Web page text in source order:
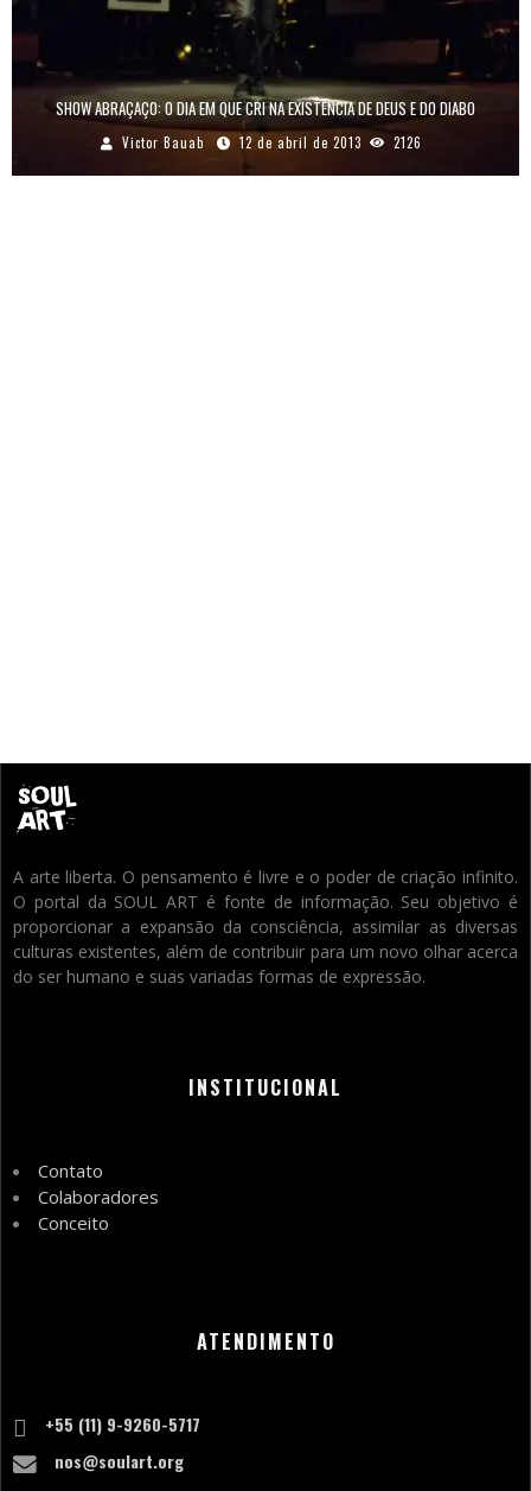
SHOW ABRAÇAÇO: O DIA EM QUE CRI NA EXISTÊNCIA DE DEUS E DO DIABO
Victor Bauab 12 de abril de 2013 2126
A arte liberta. O pensamento é livre e o poder de criação infinito.
O portal da SOUL ART é fonte de informação. Seu objetivo é
proporcionar a expansão da consciência, assimilar as diversas
culturas existentes, além de contribuir para um novo olhar acerca
do ser humano e suas variadas formas de expressão.
INSTITUCIONAL
Contato
Colaboradores
Conceito
ATENDIMENTO
+55 (11) 9-9260-5717
nos@soulart.org